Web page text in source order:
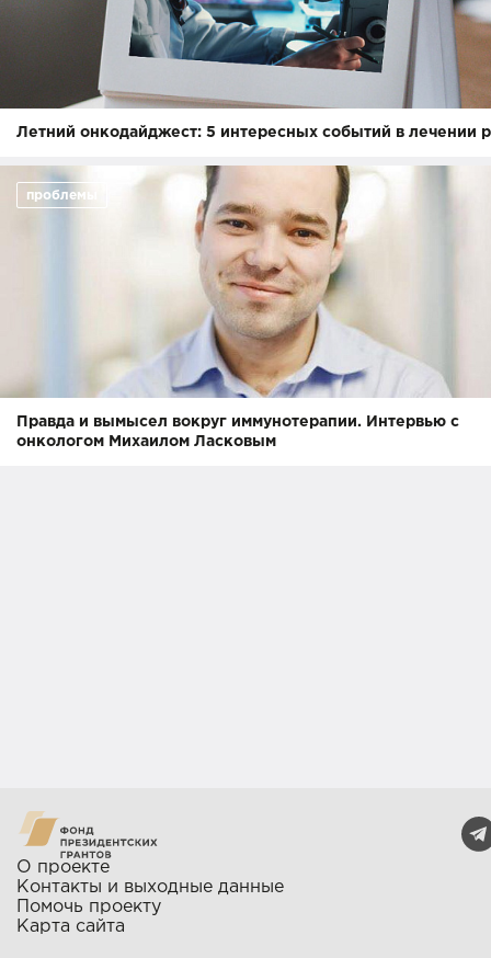
Летний онкодайджест: 5 интересных событий в лечении
проблемы
Правда и вымысел вокруг иммунотерапии. Интервью с
онкологом Михаилом Ласковым
О проекте
Контакты и выходные данные
Помочь проекту
Карта сайта